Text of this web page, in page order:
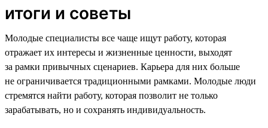
итоги и советы
Молодые специалисты все чаще ищут работу, которая
отражает их интересы и жизненные ценности, выходят
за рамки привычных сценариев. Карьера для них больше
не ограничивается традиционными рамками. Молодые люди
стремятся найти работу, которая позволит не только
зарабатывать, но и сохранять индивидуальность.